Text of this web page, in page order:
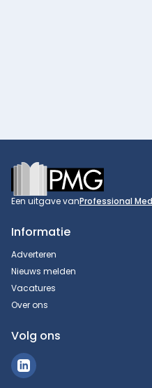
Footer
Een uitgave vanProfessional
Informatie
Adverteren
Nieuws melden
Vacatures
Over ons
Volg ons